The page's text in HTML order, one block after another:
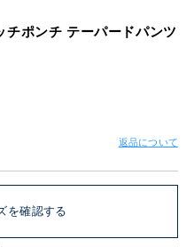
チポンチ テーパードパンツ
返品について
を確認する